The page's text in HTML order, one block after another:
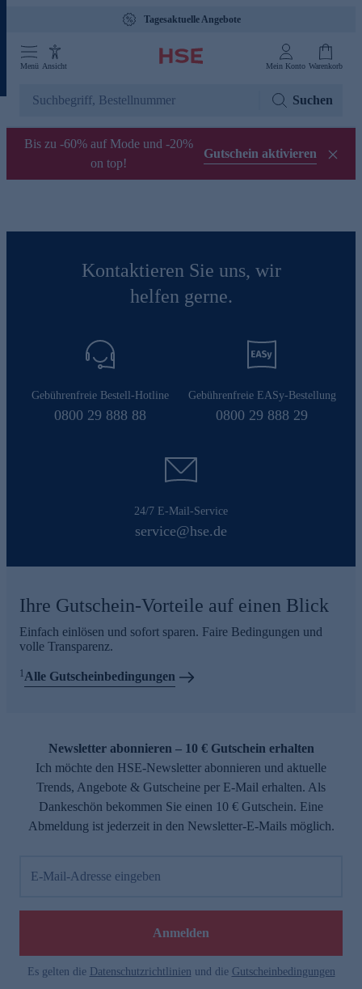
Tagesaktuelle Angebote
Menü Ansicht Mein Konto Warenkorb
Suchen
Bis zu -60% auf Mode und -20%
on top!
Gutschein aktivieren
Kontaktieren Sie uns, wir
helfen gerne.
Gebührenfreie Bestell-Hotline
0800 29 888 88
Gebührenfreie EASy-Bestellung
0800 29 888 29
24/7 E-Mail-Service
service@hse.de
Ihre Gutschein-Vorteile auf einen Blick
Einfach einlösen und sofort sparen. Faire Bedingungen und
volle Transparenz.
1Alle Gutscheinbedingungen
Newsletter abonnieren – 10 € Gutschein erhalten
Ich möchte den HSE-Newsletter abonnieren und aktuelle
Trends, Angebote & Gutscheine per E-Mail erhalten. Als
Dankeschön bekommen Sie einen 10 € Gutschein. Eine
Abmeldung ist jederzeit in den Newsletter-E-Mails möglich.
E-Mail-Adresse eingeben
Anmelden
Es gelten die Datenschutzrichtlinien und die Gutscheinbedingungen